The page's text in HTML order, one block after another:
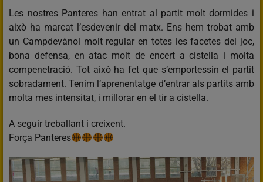
Les nostres Panteres han entrat al partit molt dormides i
això ha marcat l’esdevenir del matx. Ens hem trobat amb
un Campdevànol molt regular en totes les facetes del joc,
bona defensa, en atac molt de encert a cistella i molta
compenetració. Tot això ha fet que s’emportessin el partit
sobradament. Tenim l’aprenentatge d’entrar als partits amb
molta mes intensitat, i millorar en el tir a cistella.
A seguir treballant i creixent.
Força Panteres